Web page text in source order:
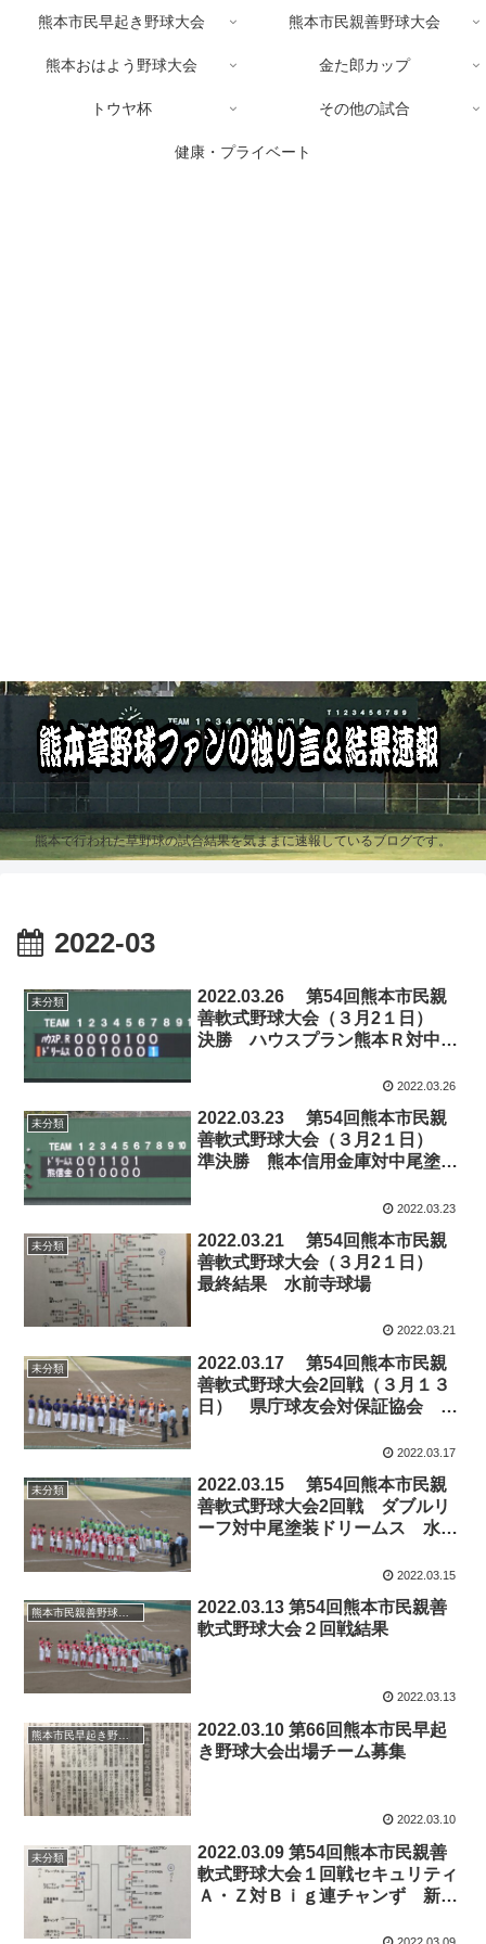
熊本で行われた草野球の試合結果を気ままに速報しているブログです。
熊本市民早起き野球大会 熊本市民親善野球大会
熊本おはよう野球大会 金た郎カップ
トウヤ杯 その他の試合
健康・プライベート
2022-03
未分類
2022.03.26 第54回熊本市民親
善軟式野球大会（３月2１日）
決勝 ハウスプラン熊本Ｒ対中尾
2022.03.26
未分類
2022.03.23 第54回熊本市民親
善軟式野球大会（３月2１日）
準決勝 熊本信用金庫対中尾塗装
2022.03.23
未分類
2022.03.21 第54回熊本市民親
善軟式野球大会（３月2１日）
最終結果 水前寺球場
2022.03.21
未分類
2022.03.17 第54回熊本市民親
善軟式野球大会2回戦（３月１３
日） 県庁球友会対保証協会 水
2022.03.17
未分類
2022.03.15 第54回熊本市民親
善軟式野球大会2回戦 ダブルリ
ーフ対中尾塗装ドリームス 水前
2022.03.15
2022.03.13 第54回熊本市民親善
軟式野球大会２回戦結果
2022.03.13
2022.03.10 第66回熊本市民早起
き野球大会出場チーム募集
2022.03.10
未分類
2022.03.09 第54回熊本市民親善
軟式野球大会１回戦セキュリティ
Ａ・Ｚ対Ｂｉｇ連チャンず 新地